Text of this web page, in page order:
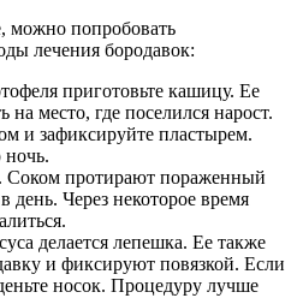
можно попробовать
лечения бородавок:
приготовьте кашицу. Ее
место, где поселился нарост.
и зафиксируйте пластырем.
Соком протирают пораженный
день. Через некоторое время
делается лепешка. Ее также
и фиксируют повязкой. Если
носок. Процедуру лучше